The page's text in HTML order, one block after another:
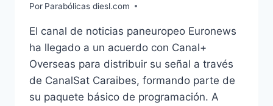
Por Parabólicas diesl.com
El canal de noticias paneuropeo Euronews
ha llegado a un acuerdo con Canal+
Overseas para distribuir su señal a través
de CanalSat Caraibes, formando parte de
su paquete básico de programación. A